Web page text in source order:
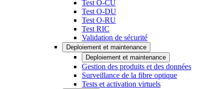
Test O-CU
Test O-DU
Test O-RU
Test RIC
Validation de sécurité
Deploiement et maintenance
Deploiement et maintenance
Gestion des produits et des données
Surveillance de la fibre optique
Tests et activation virtuels